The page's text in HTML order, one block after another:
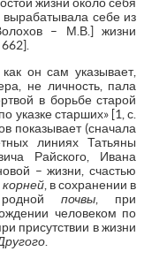
вырабатывала себе из
– М.В.] жизни
он сам указывает,
не личность, пала
в борьбе старой
указке старших» [1, с.
показывает (сначала
линиях Татьяны
Райского, Ивана
– жизни, счастью
корней , в сохранении в
почвы, при
человеком по
присутствии в жизни
.